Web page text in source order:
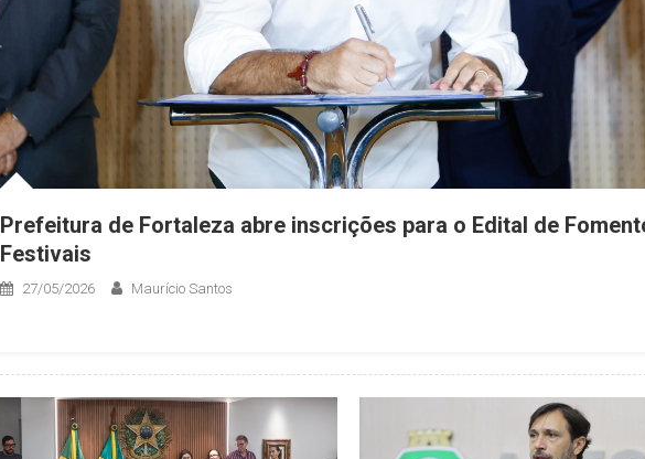
Prefeitura de Fortaleza abre inscrições para o Edital de
Festivais
27/05/2026 Maurício Santos